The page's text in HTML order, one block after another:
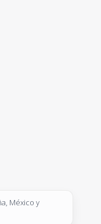
México y